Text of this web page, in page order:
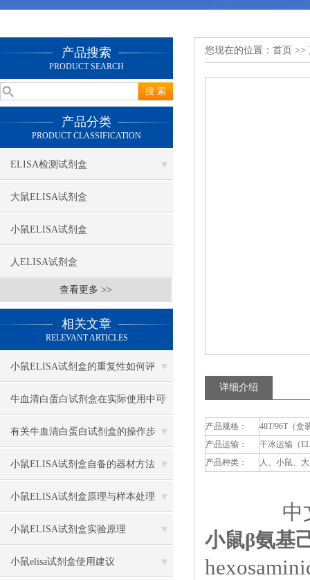
产品搜索
PRODUCT SEARCH
产品分类
PRODUCT CLASSIFICATION
ELISA检测试剂盒
大鼠ELISA试剂盒
小鼠ELISA试剂盒
人ELISA试剂盒
查看更多 >>
相关文章
RELEVANT ARTICLES
小鼠ELISA试剂盒的重复性如何评
估？
牛血清白蛋白试剂盒在实际使用中可
分为多种类型测定
有关牛血清白蛋白试剂盒的操作步
骤，以下有详细说明
小鼠ELISA试剂盒自备的器材方法
小鼠ELISA试剂盒原理与样本处理
小鼠ELISA试剂盒实验原理
小鼠elisa试剂盒使用建议
您现在的位置： 首页 >>
详细介绍
产品规格：
48T/96T（盒
产品运输：
干冰运输（
产品种类：
人、小鼠、
中
小鼠β氨基